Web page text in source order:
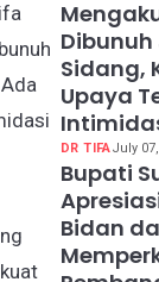
Sidang,
Upaya
DR TIFAJuly
Bupati
Bidan